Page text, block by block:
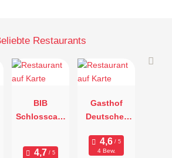
Restaurants
BIB
Schlosscafe
Gasthof
Deutscher
4 Bew.